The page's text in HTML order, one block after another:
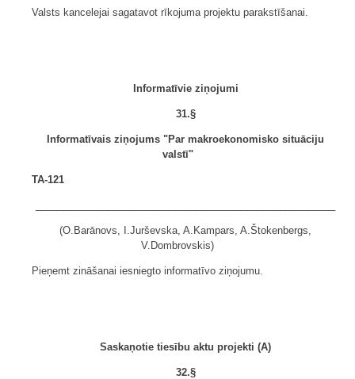
Valsts kancelejai sagatavot rīkojuma projektu parakstīšanai.
Informatīvie ziņojumi
31.§
Informatīvais ziņojums "Par makroekonomisko situāciju
valstī"
TA-121
(O.Barānovs, I.Jurševska, A.Kampars, A.Štokenbergs,
V.Dombrovskis)
Pieņemt zināšanai iesniegto informatīvo ziņojumu.
Saskaņotie tiesību aktu projekti (A)
32.§